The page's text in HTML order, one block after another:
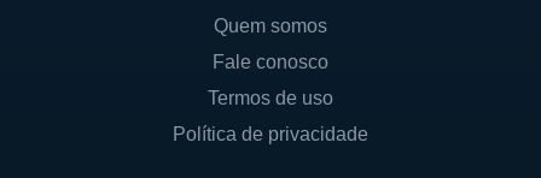
desenvolvimento para aprimorar suas ofertas
e assegurar que seus produtos sigam as
últimas normas e regulamentações. Além
disso, a Neogen está constantemente
Quem somos
Fale conosco
Termos de uso
Política de privacidade